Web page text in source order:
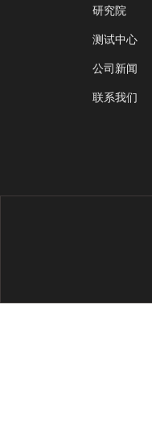
研究院
测试中心
公司新闻
联系我们